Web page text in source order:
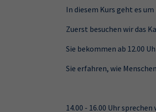
In diesem Kurs geht es
Zuerst besuchen wir das
Sie bekommen ab 12.00
Sie erfahren, wie
14.00 - 16.00 Uhr